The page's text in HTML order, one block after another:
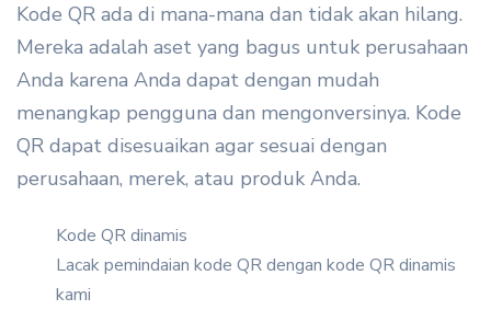
Kode QR ada di mana-mana dan tidak akan hilang.
Mereka adalah aset yang bagus untuk perusahaan
Anda karena Anda dapat dengan mudah
menangkap pengguna dan mengonversinya. Kode
QR dapat disesuaikan agar sesuai dengan
perusahaan, merek, atau produk Anda.
Kode QR dinamis
Lacak pemindaian kode QR dengan kode QR dinamis
kami